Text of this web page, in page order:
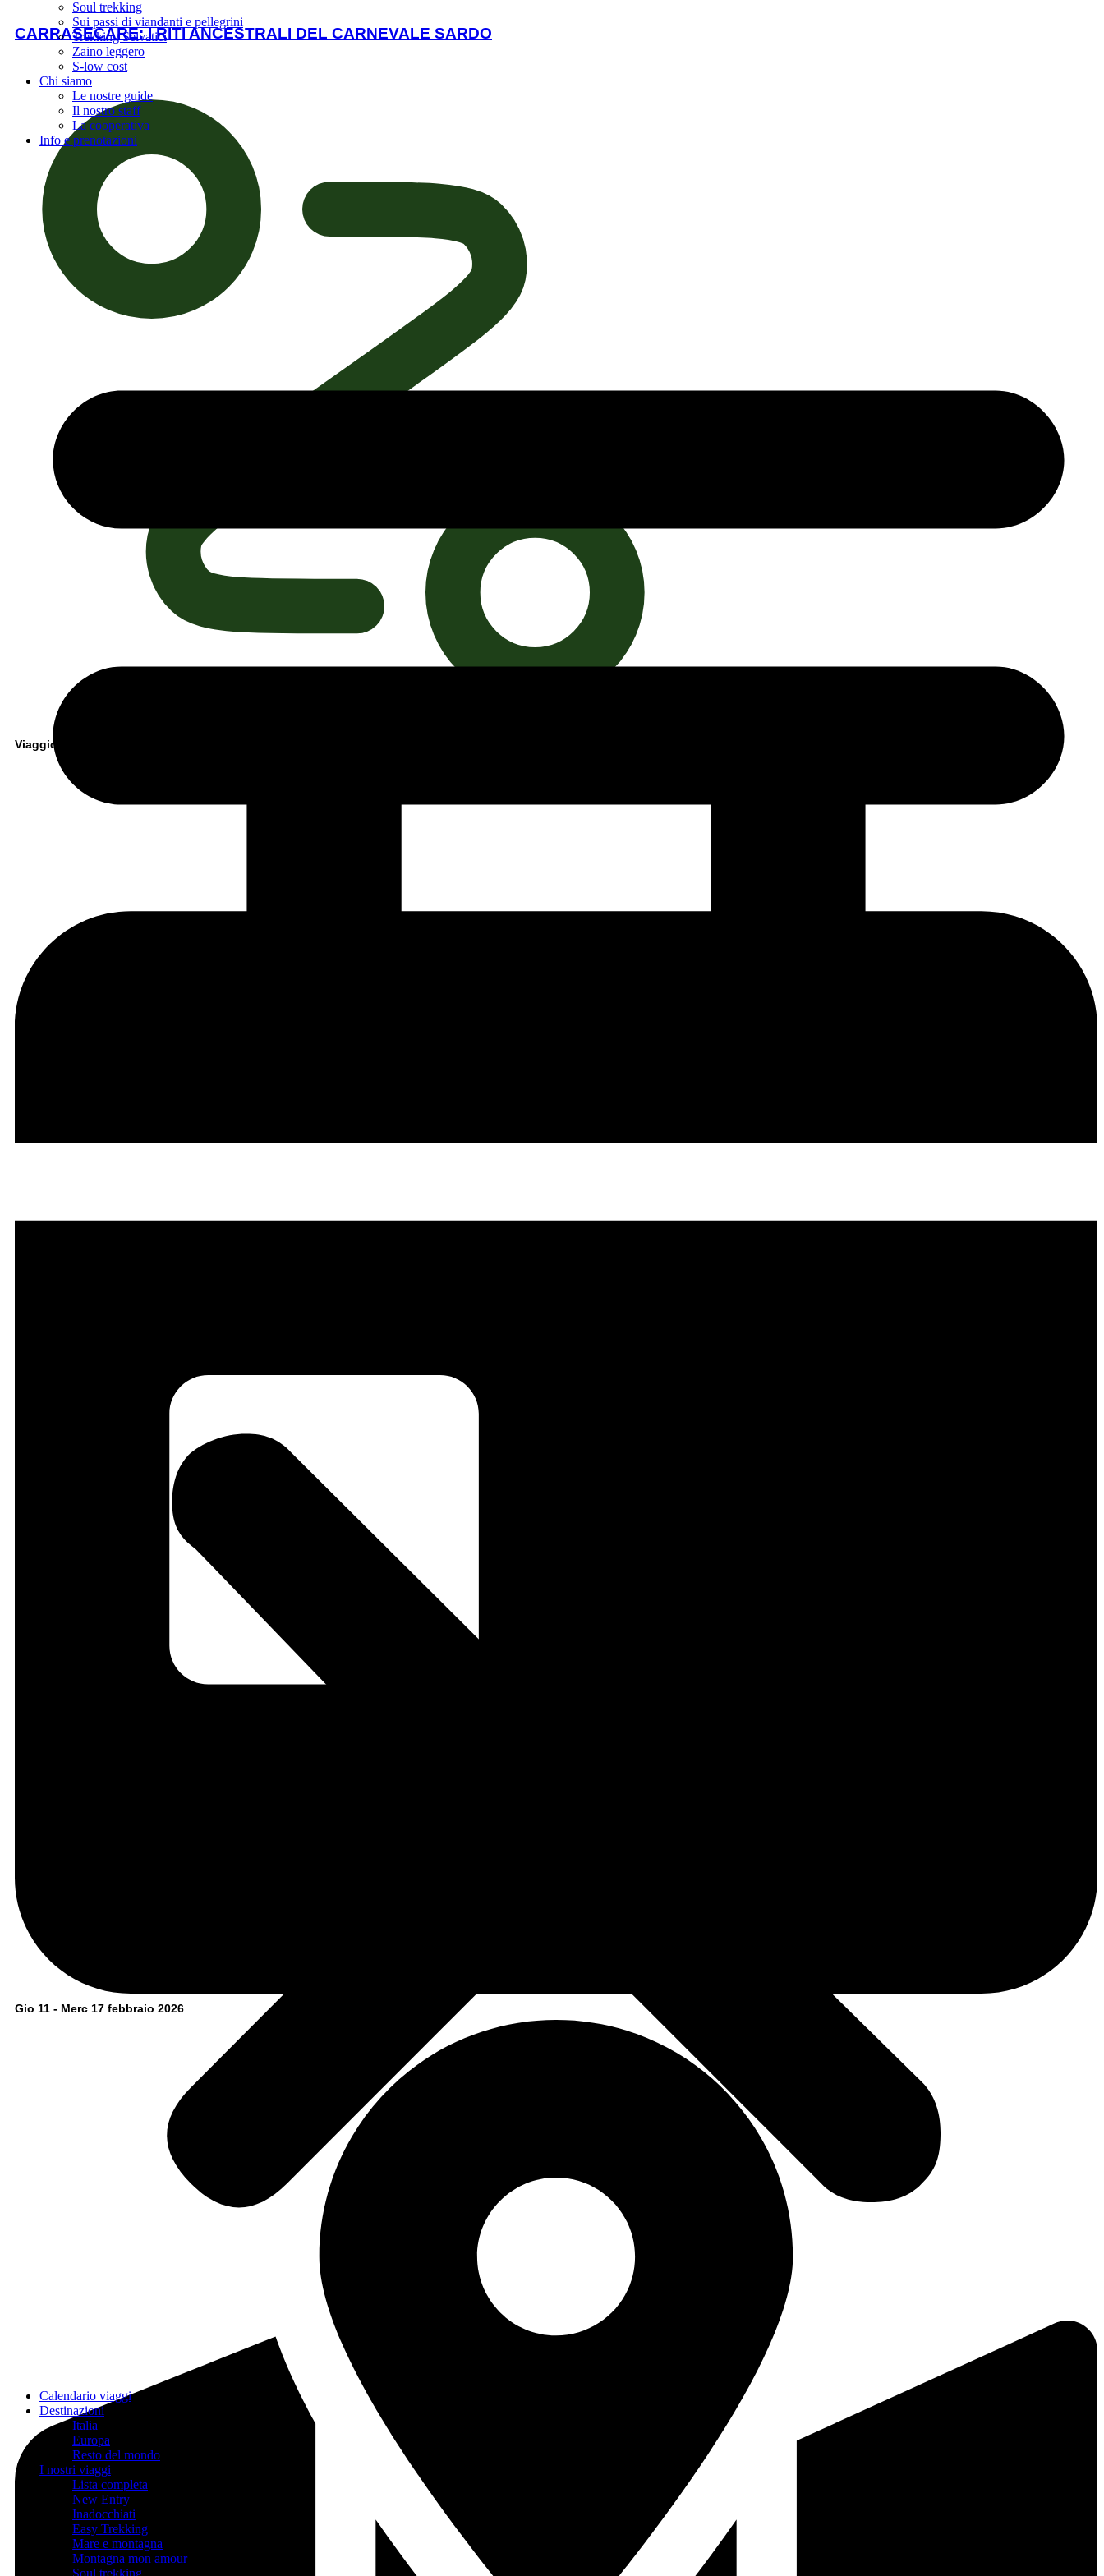
Soul trekking
Sui passi di viandanti e pellegrini
Trekking Selvatici
Zaino leggero
S-low cost
Chi siamo
Le nostre guide
Il nostro staff
La cooperativa
Info e prenotazioni
Calendario viaggi
Destinazioni
Italia
Europa
Resto del mondo
I nostri viaggi
Lista completa
New Entry
Inadocchiati
Easy Trekking
Mare e montagna
Montagna mon amour
Soul trekking
CARRASECARE: I RITI ANCESTRALI DEL CARNEVALE SARDO
Viaggio: Semi itinerante
Gio 11 - Merc 17 febbraio 2026